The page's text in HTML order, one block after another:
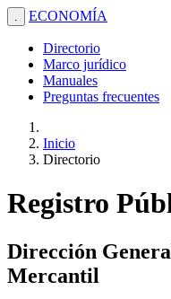
. ECONOMÍA
Directorio
Marco jurídico
Manuales
Preguntas frecuentes
Inicio
Directorio
Registro
Dirección
Mercantil